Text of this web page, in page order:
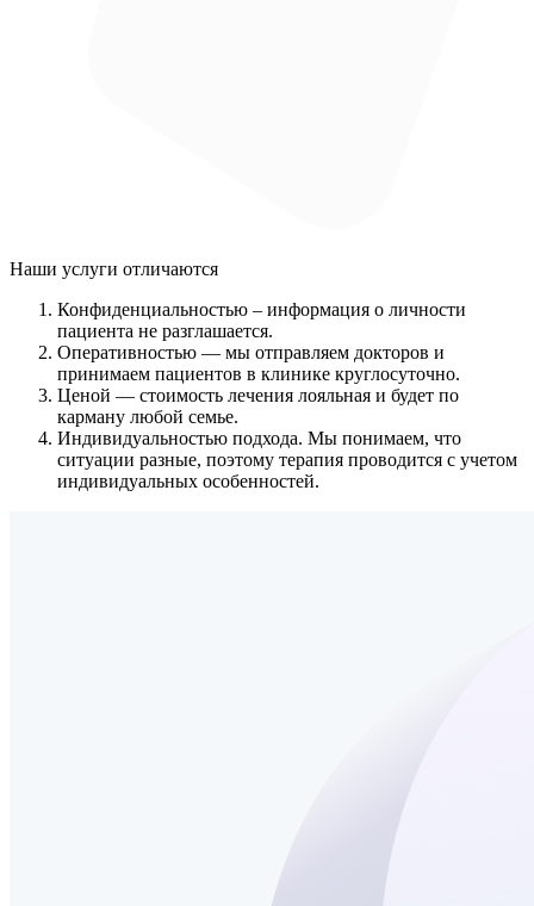
Наши услуги отличаются
Конфиденциальностью – информация о личности
пациента не разглашается.
Оперативностью — мы отправляем докторов и
принимаем пациентов в клинике круглосуточно.
Ценой — стоимость лечения лояльная и будет по
карману любой семье.
Индивидуальностью подхода. Мы понимаем, что
ситуации разные, поэтому терапия проводится с учетом
индивидуальных особенностей.